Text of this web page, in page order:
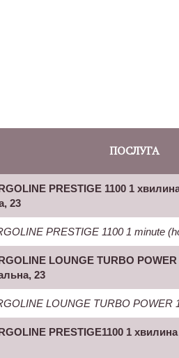
ПОСЛУГА
PRESTIGE 1100 1
23
PRESTIGE 1100 1 minute
LOUNGE TURBO
23
LOUNGE TURBO POWER
PRESTIGE1100 1